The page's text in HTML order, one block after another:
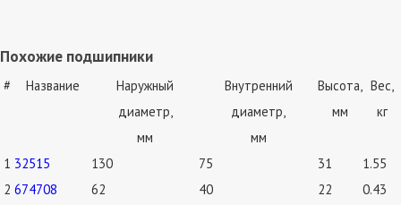
Похожие подшипники
# Название
Наружный
диаметр,
мм
Внутренний
диаметр,
мм
Высота,
мм
Вес,
кг
1 32515 130 75 31
1.55
2 674708 62 40 22
0.43